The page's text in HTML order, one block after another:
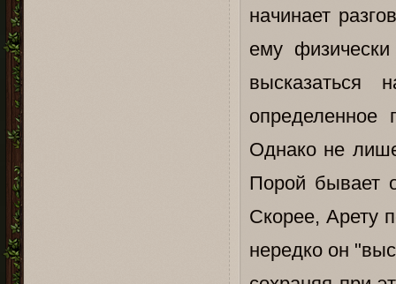
начинает
ему
Однако не
Порой бывает
Скорее, Арету
нередко он